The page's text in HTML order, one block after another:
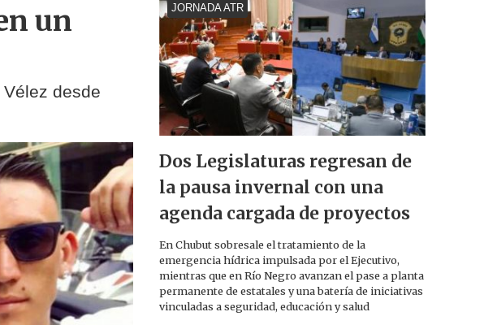
un
desde
JORNADA ATR
Dos Legislaturas regresan de
la pausa invernal con una
agenda cargada de proyectos
En Chubut sobresale el tratamiento de la
emergencia hídrica impulsada por el Ejecutivo,
mientras que en Río Negro avanzan el pase a planta
permanente de estatales y una batería de iniciativas
vinculadas a seguridad, educación y salud